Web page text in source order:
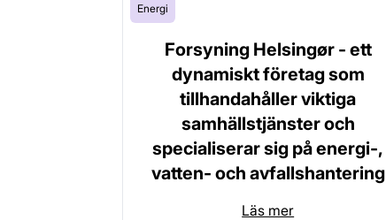
Energi
Forsyning Helsingør - ett
dynamiskt företag som
tillhandahåller viktiga
samhällstjänster och
specialiserar sig på energi-,
vatten- och avfallshantering
Läs mer